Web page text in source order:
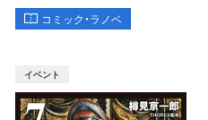
コミック・ラノベ
イベント